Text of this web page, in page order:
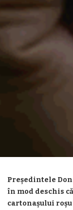
Președintele
în mod deschis
cartonașului